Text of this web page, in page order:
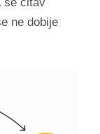
se čitav
ne dobije